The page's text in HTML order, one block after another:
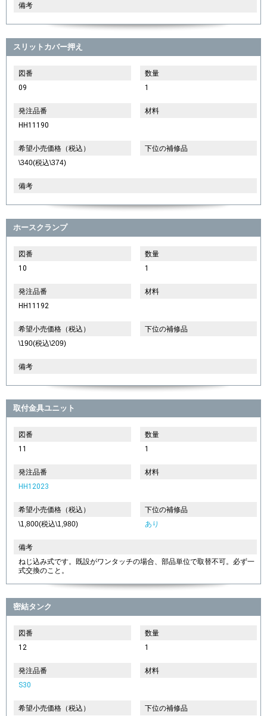
備考
スリットカバー押え
図番
09
数量
1
発注品番
HH11190
材料
希望小売価格（税込）
\340(税込\374)
下位の補修品
備考
ホースクランプ
図番
10
数量
1
発注品番
HH11192
材料
希望小売価格（税込）
\190(税込\209)
下位の補修品
備考
取付金具ユニット
図番
11
数量
1
発注品番
HH12023
材料
希望小売価格（税込）
\1,800(税込\1,980)
下位の補修品
あり
備考
ねじ込み式です。既設がワンタッチの場合、部品単位で取替不可。必ず一
式交換のこと。
密結タンク
図番
12
数量
1
発注品番
S30
材料
希望小売価格（税込） 下位の補修品